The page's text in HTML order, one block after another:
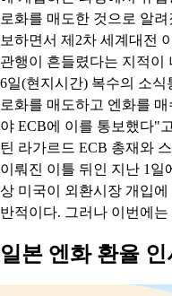
로화를 매도한 것으로 알
보하면서 제2차 세계대전
관행이 흔들렸다는 지적이
6일(현지시간) 복수의 소
로화를 매도하고 엔화를
야 ECB에 이를 통보했다"
틴 라가르드 ECB 총재와
이뤄진 이틀 뒤인 지난 1일
상 미국이 외환시장 개입
반적이다. 그러나 이번에
일본 엔화 환율